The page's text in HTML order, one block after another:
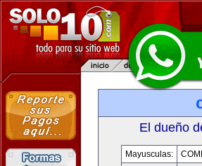
El dueño
Mayusculas: